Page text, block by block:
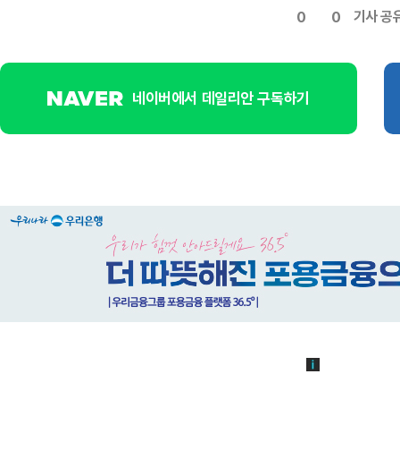
0 0 기사 공
네이버에서 데일리안 구독하기